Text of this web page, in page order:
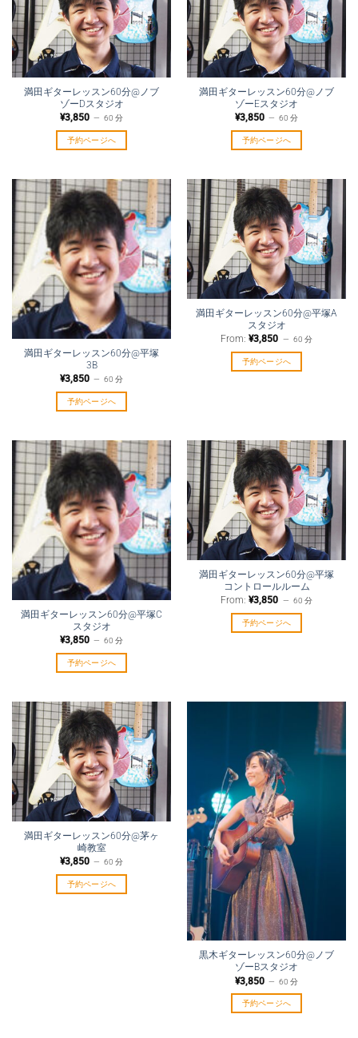
満田ギターレッスン60分@ノブ
ゾーDスタジオ
¥3,850 60 分
予約ページへ
満田ギターレッスン60分@ノブ
ゾーEスタジオ
¥3,850 60 分
予約ページへ
満田ギターレッスン60分@平塚
3B
¥3,850 60 分
予約ページへ
満田ギターレッスン60分@平塚A
スタジオ
From:¥3,850 60 分
予約ページへ
満田ギターレッスン60分@平塚C
スタジオ
¥3,850 60 分
予約ページへ
満田ギターレッスン60分@平塚
コントロールルーム
From:¥3,850 60 分
予約ページへ
満田ギターレッスン60分@茅ヶ
崎教室
¥3,850 60 分
予約ページへ
黒木ギターレッスン60分@ノブ
ゾーBスタジオ
¥3,850 60 分
予約ページへ